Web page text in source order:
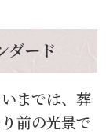
ダード
までは、葬
前の光景で